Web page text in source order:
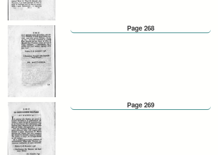
Page 268
Page 269